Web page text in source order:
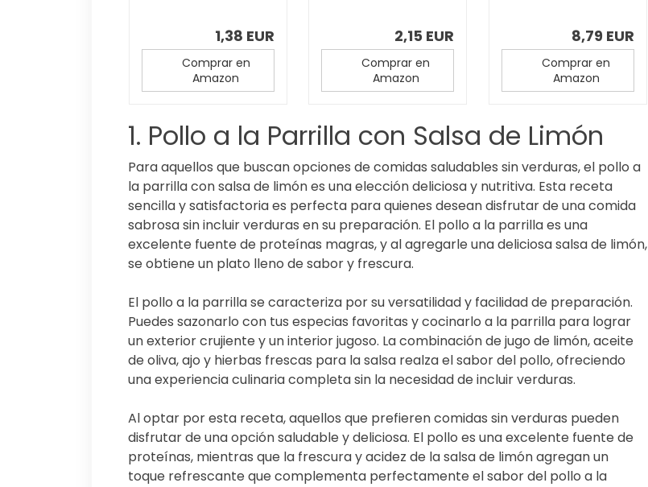
1,38 EUR
Comprar en
Amazon
2,15 EUR
Comprar en
Amazon
8,79 EUR
Comprar en
Amazon
1. Pollo a la Parrilla con Salsa de Limón
Para aquellos que buscan opciones de comidas saludables sin verduras, el pollo a
la parrilla con salsa de limón es una elección deliciosa y nutritiva. Esta receta
sencilla y satisfactoria es perfecta para quienes desean disfrutar de una comida
sabrosa sin incluir verduras en su preparación. El pollo a la parrilla es una
excelente fuente de proteínas magras, y al agregarle una deliciosa salsa de limón,
se obtiene un plato lleno de sabor y frescura.
El pollo a la parrilla se caracteriza por su versatilidad y facilidad de preparación.
Puedes sazonarlo con tus especias favoritas y cocinarlo a la parrilla para lograr
un exterior crujiente y un interior jugoso. La combinación de jugo de limón, aceite
de oliva, ajo y hierbas frescas para la salsa realza el sabor del pollo, ofreciendo
una experiencia culinaria completa sin la necesidad de incluir verduras.
Al optar por esta receta, aquellos que prefieren comidas sin verduras pueden
disfrutar de una opción saludable y deliciosa. El pollo es una excelente fuente de
proteínas, mientras que la frescura y acidez de la salsa de limón agregan un
toque refrescante que complementa perfectamente el sabor del pollo a la